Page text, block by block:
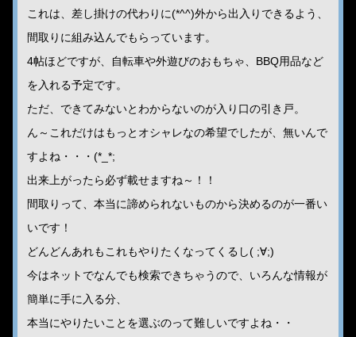
これは、差し掛けの代わりに(*^^)外から出入りできるよう、
間取りに組み込んでもらっています。
4帖ほどですが、自転車や外遊びのおもちゃ、BBQ用品など
を入れる予定です。
ただ、できてみないとわからないのが入り口の引き戸。
ん～これだけはもっとオシャレなの希望でしたが、無いんで
すよね・・・(*_*;
出来上がったら必ず載せますね～！！
間取りって、本当に諦められないものから決めるのが一番い
いです！
どんどんあれもこれもやりたくなってくるし( ;∀;)
今はネットでなんでも検索できちゃうので、いろんな情報が
簡単に手に入る分、
本当にやりたいことを選ぶのって難しいですよね・・